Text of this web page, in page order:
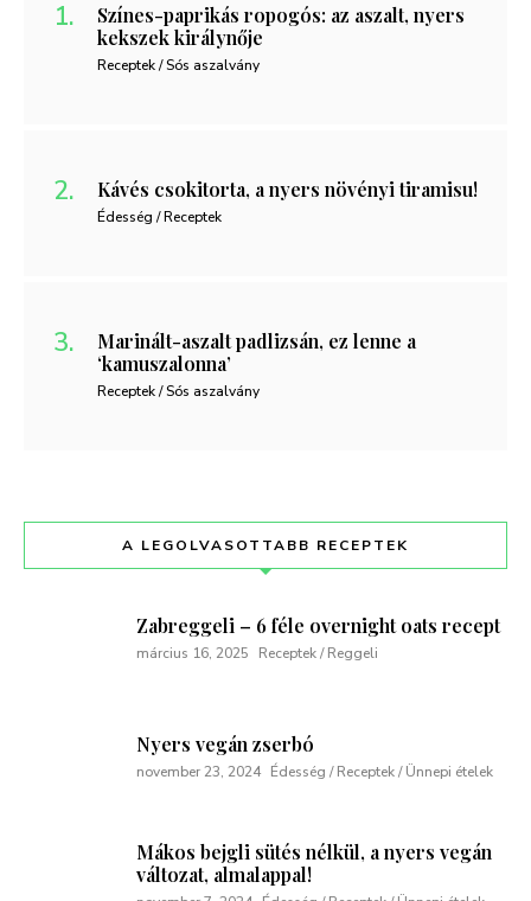
Színes-paprikás ropogós: az aszalt, nyers
kekszek királynője
Receptek / Sós aszalvány
Kávés csokitorta, a nyers növényi tiramisu!
Édesség / Receptek
Marinált-aszalt padlizsán, ez lenne a
‘kamuszalonna’
Receptek / Sós aszalvány
A LEGOLVASOTTABB RECEPTEK
Zabreggeli – 6 féle overnight oats recept
március 16, 2025 Receptek / Reggeli
Nyers vegán zserbó
november 23, 2024 Édesség / Receptek / Ünnepi ételek
Mákos bejgli sütés nélkül, a nyers vegán
változat, almalappal!